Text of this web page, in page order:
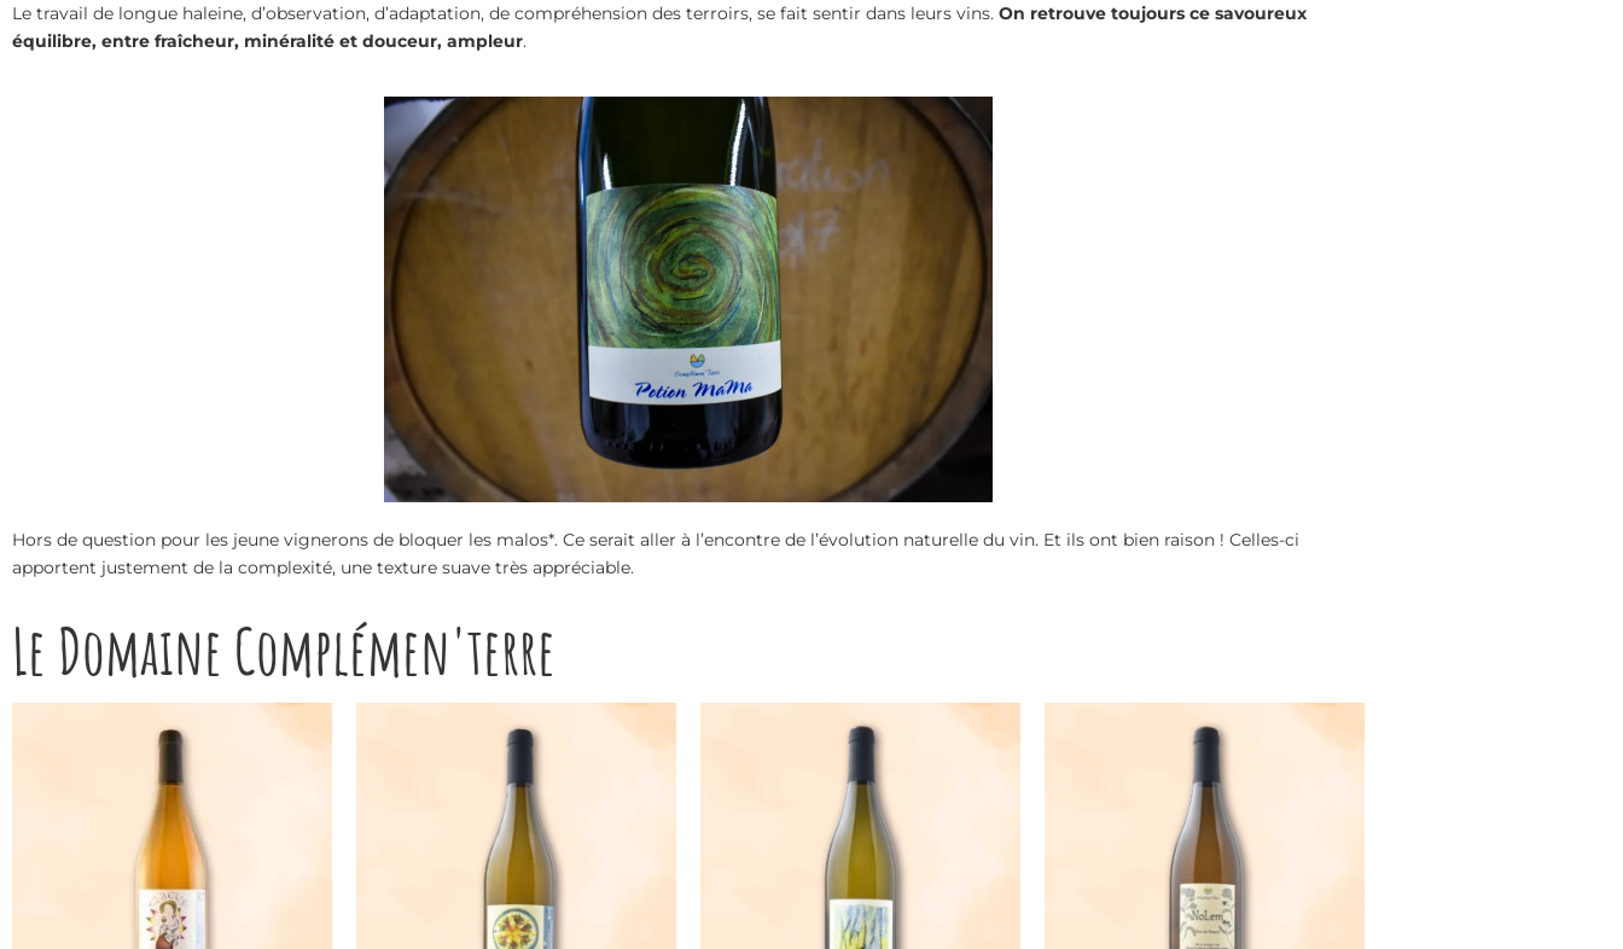
Le travail de longue haleine, d’observation, d’adaptation, de compréhension des terroirs, se fait sentir dans leurs vins. On retrouve toujours ce savoureux
équilibre, entre fraîcheur, minéralité et douceur, ampleur.
Hors de question pour les jeune vignerons de bloquer les malos*. Ce serait aller à l’encontre de l’évolution naturelle du vin. Et ils ont bien raison ! Celles-ci
apportent justement de la complexité, une texture suave très appréciable.
Le Domaine Complémen'terre